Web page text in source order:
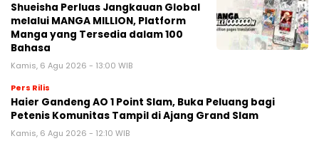
Shueisha Perluas Jangkauan Global
melalui MANGA MILLION, Platform
Manga yang Tersedia dalam 100
Bahasa
Kamis, 6 Agu 2026 - 13:00 WIB
Pers Rilis
Haier Gandeng AO 1 Point Slam, Buka Peluang bagi
Petenis Komunitas Tampil di Ajang Grand Slam
Kamis, 6 Agu 2026 - 12:10 WIB